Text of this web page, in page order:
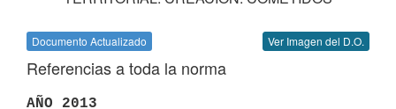
Documento Actualizado Ver Imagen del D.O.
Referencias a toda la norma
AÑO 2013